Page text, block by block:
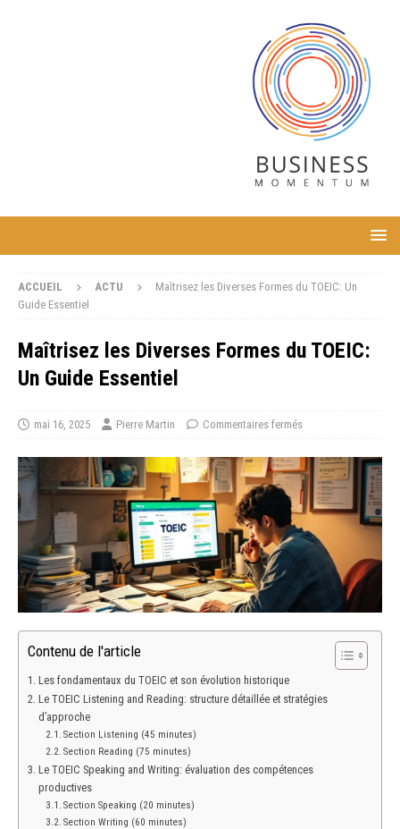
ACCUEIL ACTU
Maîtrisez les Diverses Formes du TOEIC: Un
Guide Essentiel
Maîtrisez les Diverses Formes du TOEIC:
Un Guide Essentiel
mai 16, 2025 Pierre Martin Commentaires fermés
Contenu de l'article
Les fondamentaux du TOEIC et son évolution historique
Le TOEIC Listening and Reading: structure détaillée et stratégies
d’approche
Section Listening (45 minutes)
Section Reading (75 minutes)
Le TOEIC Speaking and Writing: évaluation des compétences
productives
Section Speaking (20 minutes)
Section Writing (60 minutes)